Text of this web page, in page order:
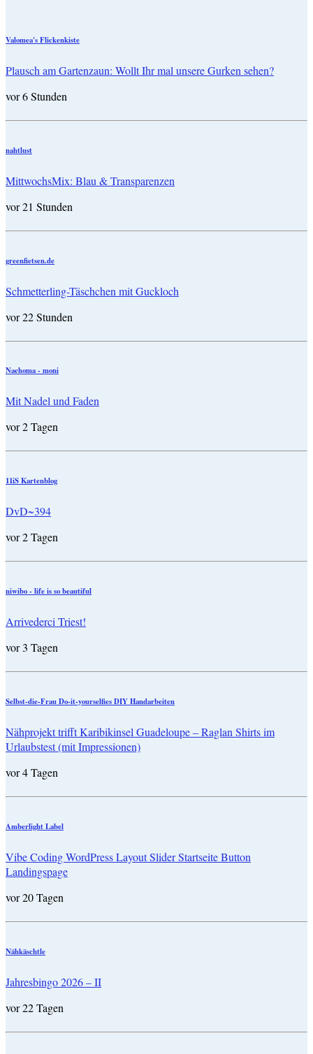
Valomea's Flickenkiste
Plausch am Gartenzaun: Wollt Ihr mal unsere Gurken sehen?
vor 6 Stunden
nahtlust
MittwochsMix: Blau & Transparenzen
vor 21 Stunden
greenfietsen.de
Schmetterling-Täschchen mit Guckloch
vor 22 Stunden
Naehoma - moni
Mit Nadel und Faden
vor 2 Tagen
11iS Kartenblog
DvD~394
vor 2 Tagen
niwibo - life is so beautiful
Arrivederci Triest!
vor 3 Tagen
Selbst-die-Frau Do-it-yourselfies DIY Handarbeiten
Nähprojekt trifft Karibikinsel Guadeloupe – Raglan Shirts im
Urlaubstest (mit Impressionen)
vor 4 Tagen
Amberlight Label
Vibe Coding WordPress Layout Slider Startseite Button
Landingspage
vor 20 Tagen
Nähkäschtle
Jahresbingo 2026 – II
vor 22 Tagen